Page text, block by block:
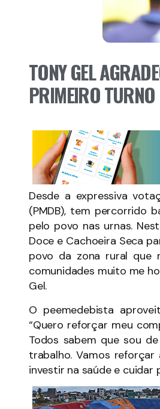
TONY GEL
PRIMEIRO TURNO
Desde a expressiva
(PMDB), tem percorrido
pelo povo nas urnas.
Doce e Cachoeira Seca
povo da zona rural que
comunidades muito me
Gel.
O peemedebista
“Quero reforçar meu
Todos sabem que sou
trabalho. Vamos
investir na saúde e cuidar